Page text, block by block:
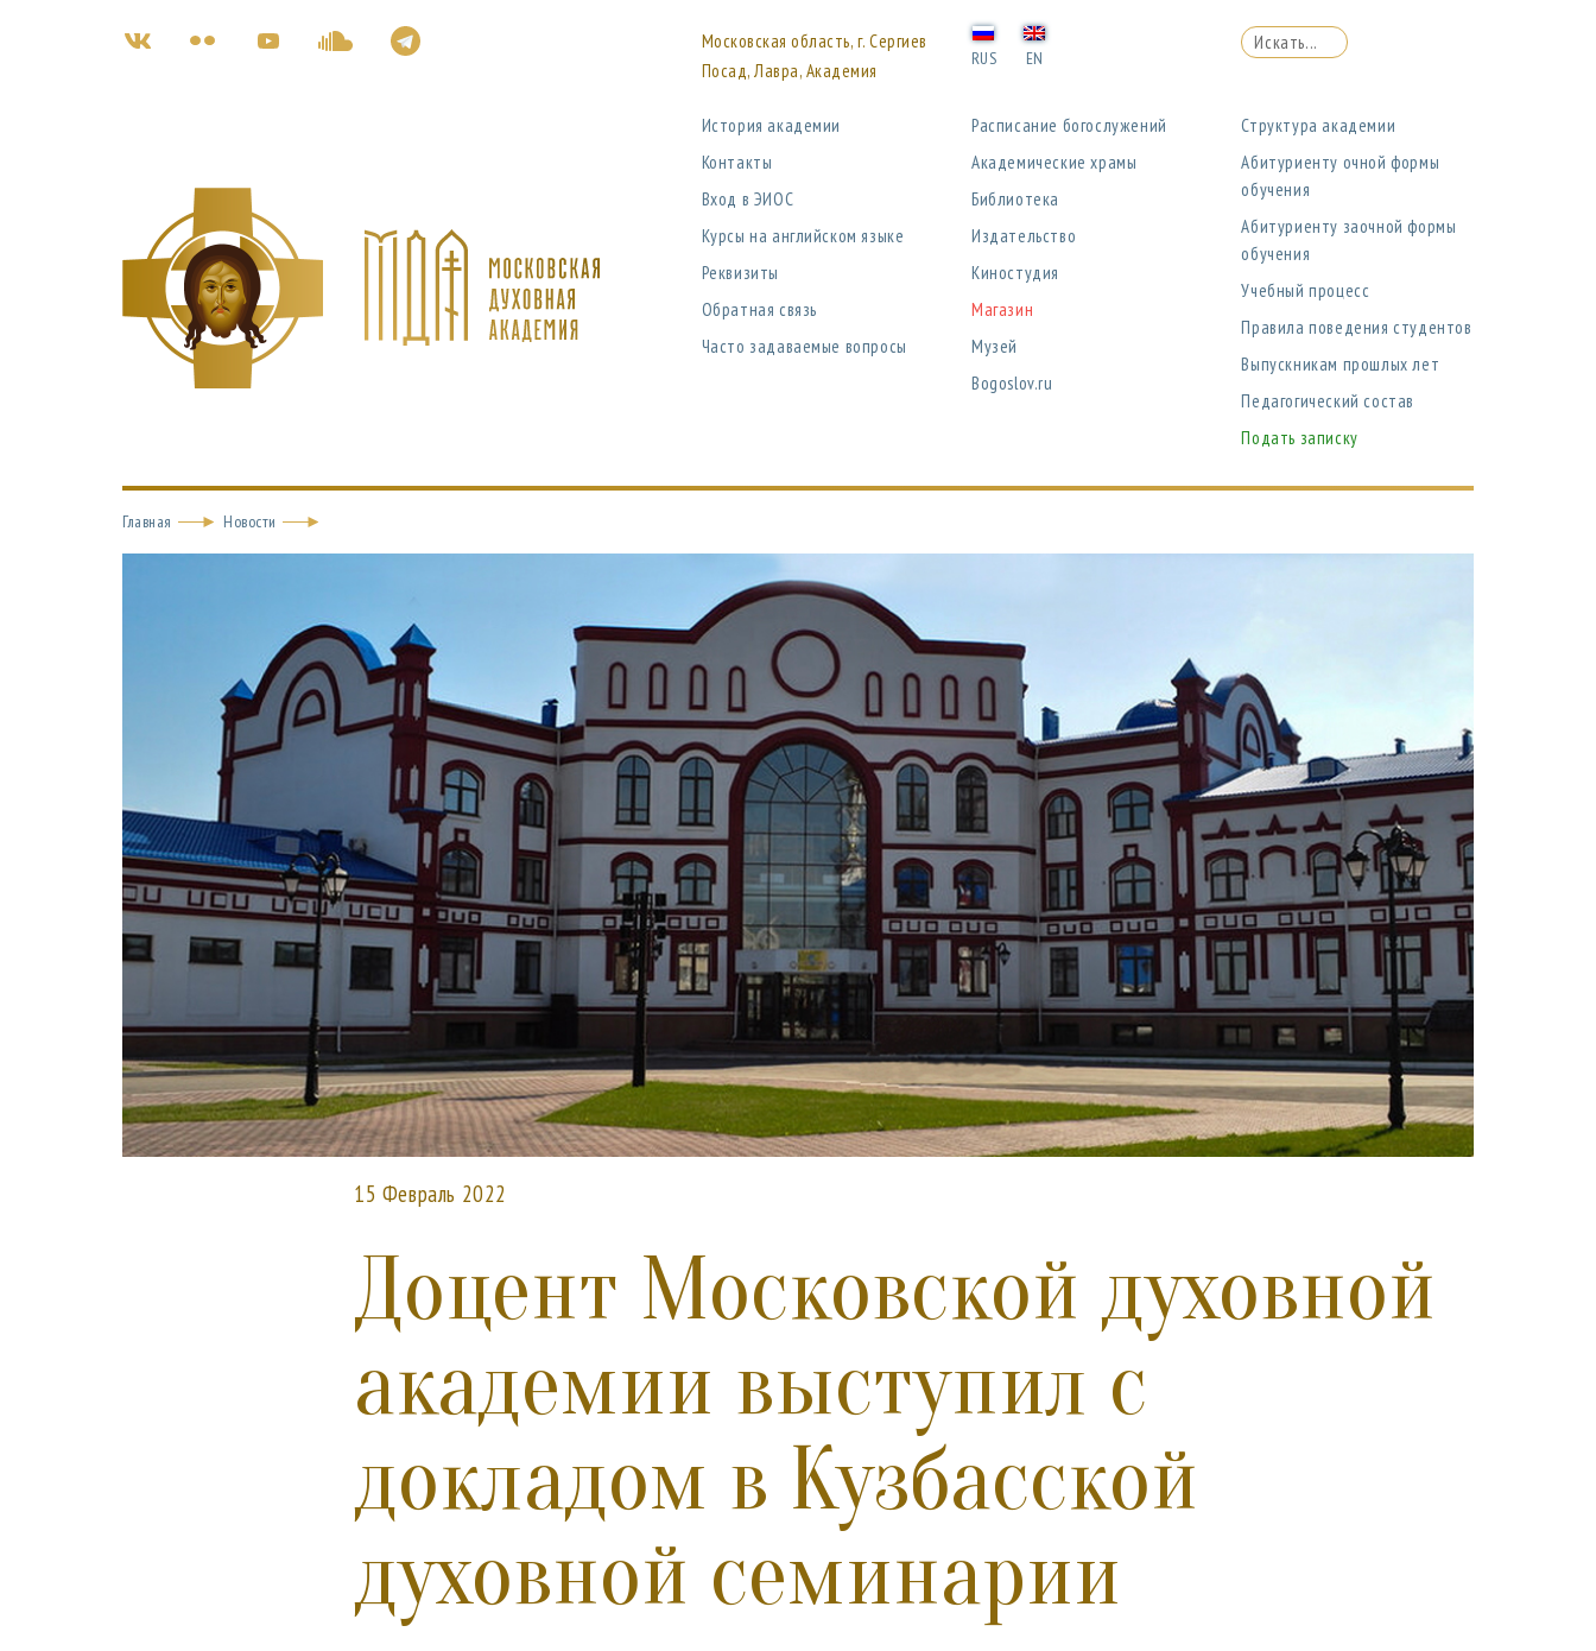
Московская область, г. Сергиев
Посад, Лавра, Академия
RUS EN
История академии
Контакты
Вход в ЭИОС
Курсы на английском языке
Реквизиты
Обратная связь
Часто задаваемые вопросы
Расписание богослужений
Академические храмы
Библиотека
Издательство
Киностудия
Магазин
Музей
Bogoslov.ru
Структура академии
Абитуриенту очной формы
обучения
Абитуриенту заочной формы
обучения
Учебный процесс
Правила поведения студентов
Выпускникам прошлых лет
Педагогический состав
Подать записку
Главная Новости
15 Февраль 2022
Доцент Московской духовной
академии выступил с
докладом в Кузбасской
духовной семинарии